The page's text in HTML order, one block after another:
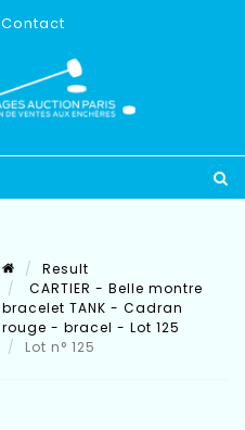
Contact
Result
CARTIER - Belle montre
bracelet TANK - Cadran
rouge - bracel - Lot 125
Lot n° 125